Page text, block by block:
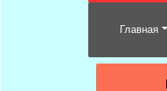
Главная